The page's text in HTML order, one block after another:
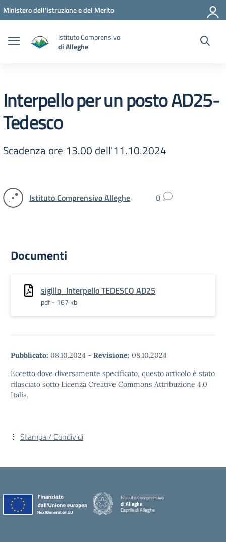
Vai ai contenuti
Vai al menu di navigazione
Vai al footer
Ministero dell'Istruzione e del Merito
Istituto Comprensivo
di Alleghe
Interpello per un posto AD25-
Tedesco
Scadenza ore 13.00 dell'11.10.2024
Istituto Comprensivo Alleghe 0
Documenti
sigillo_Interpello TEDESCO AD25
pdf - 167 kb
Pubblicato: 08.10.2024 - Revisione: 08.10.2024
Eccetto dove diversamente specificato, questo articolo è stato
rilasciato sotto Licenza Creative Commons Attribuzione 4.0
Italia.
Stampa / Condividi
Istituto Comprensivo
di Alleghe
Caprile di Alleghe